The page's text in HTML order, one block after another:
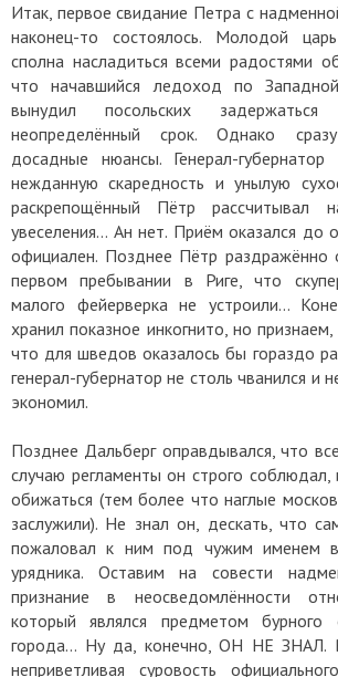
Итак, первое свидание Петра с
наконец-то состоялось. Молодой
сполна насладиться всеми радостями
что начавшийся ледоход по
вынудил посольских
неопределённый срок. Однако
досадные нюансы. Генерал-губернатор
нежданную скаредность и унылую
раскрепощённый Пётр рассчитывал
увеселения… Ан нет. Приём оказался до
официален. Позднее Пётр раздражённо
первом пребывании в Риге, что
малого фейерверка не устроили…
хранил показное инкогнито, но
что для шведов оказалось бы гораздо
генерал-губернатор не столь чванился и
экономил.
Позднее Дальберг оправдывался, что
случаю регламенты он строго соблюдал,
обижаться (тем более что наглые
заслужили). Не знал он, дескать, что
пожаловал к ним под чужим именем в
урядника. Оставим на совести
признание в неосведомлённости
который являлся предметом бурного
города… Ну да, конечно, ОН НЕ ЗНАЛ.
неприветливая суровость